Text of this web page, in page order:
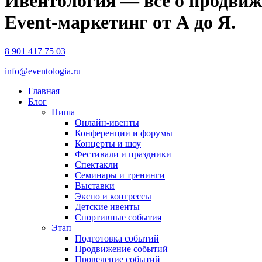
Event-маркетинг от А до Я.
8 901 417 75 03
info@eventologia.ru
Главная
Блог
Ниша
Онлайн-ивенты
Конференции и форумы
Концерты и шоу
Фестивали и праздники
Спектакли
Семинары и тренинги
Выставки
Экспо и конгрессы
Детские ивенты
Спортивные события
Этап
Подготовка событий
Продвижение событий
Проведение событий